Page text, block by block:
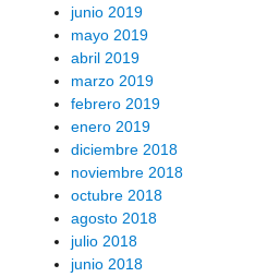
junio 2019
mayo 2019
abril 2019
marzo 2019
febrero 2019
enero 2019
diciembre 2018
noviembre 2018
octubre 2018
agosto 2018
julio 2018
junio 2018